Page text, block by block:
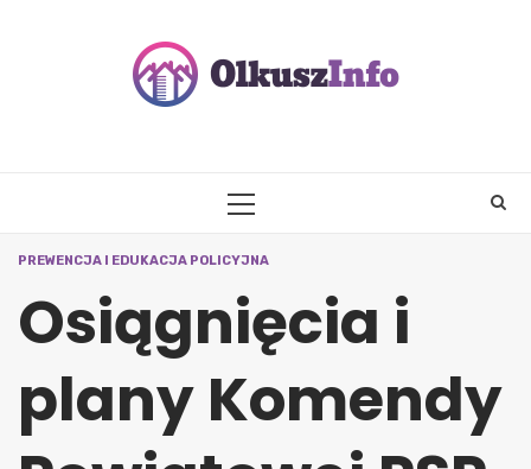
PRIMARY
PREWENCJA I EDUKACJA POLICYJNA
Osiągnięcia i
plany Komendy